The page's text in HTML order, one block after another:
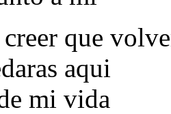
que
aqui
mi vida